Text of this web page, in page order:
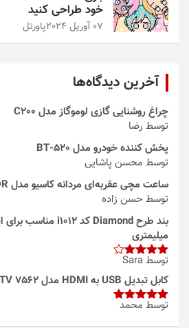
خود طراحی کنید
07 آوریل 2024 پاورتل
آخرین دیدگاه‌ها
چراغ روشنایی گازی لوموگاز مدل C200
توسط رضا
پخش کننده خودرو مدل 520-BT
توسط محسن پاشایی
ساعت مچی عقربه‌ای مردانه کاسیو مدل GBA-800-1ADR
توسط حسن زاده
میلیمتری
امتیاز4
از 5
توسط Sara
کابل تبدیل USB به HDMI مدل 3in1 HDTV 7562
امتیاز5از
توسط محمد